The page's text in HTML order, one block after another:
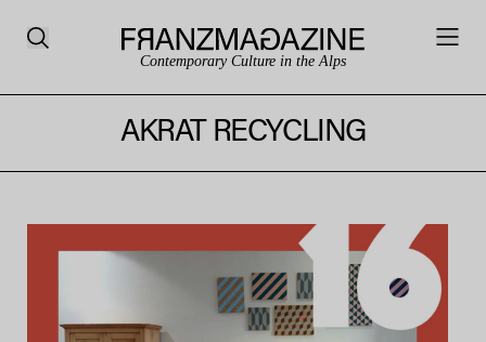
Contemporary Culture in the Alps
AKRAT RECYCLING